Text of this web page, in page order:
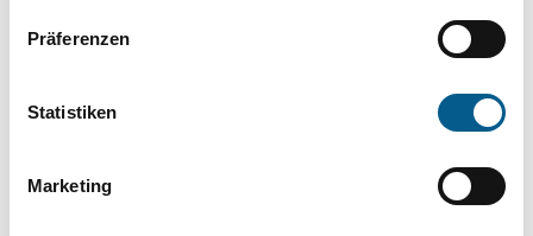
Präferenzen
Statistiken
Marketing